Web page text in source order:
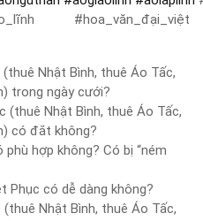
#hoa_văn_đại_việt
Nhật Bình, thuê Áo Tấc,
trong ngày cưới?
(thuê Nhật Bình, thuê Áo Tấc,
có đắt không?
hợp không? Có bị “ném
Phục có dễ dàng không?
Nhật Bình, thuê Áo Tấc,